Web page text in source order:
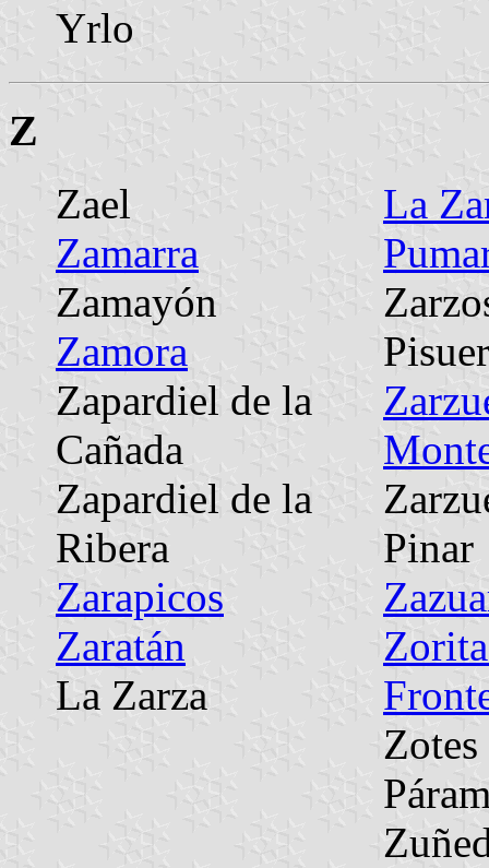
Yrlo
Z
Zael
Zamarra
Zamayón
Zamora
Zapardiel de la
Cañada
Zapardiel de la
Ribera
Zarapicos
Zaratán
La Zarza
La
Pinar